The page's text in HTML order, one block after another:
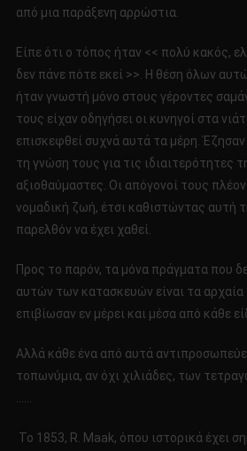
από μια παράξενη αρρώστια.
Είπε ότι ο τόπος ήταν << πολύ κακός,
δεν πάνε πότε εκεί >>. Η θέση όλων
ήταν γνωστή μόνο στους γέροντες
τους είχαν οδηγήσει οι κυνηγοί στα
επισκεφθεί συχνά αυτά τα μέρη.
τη γνώση τους για τις ιδιαιτερότητες
αξιοθαύμαστες. Οι απόγονοί τους
νομαδική ζωή, έτσι καθιστώντας αυτή
παρελθόν να έχει χαθεί.
Προς το παρόν, τα μόνα πράγματα που
αυτών των κατασκευών είναι τα
επιβίωσαν εν μέρει και μέσα από κάθε
Αλλά κάθε ένα από αυτά
τοπωνύμια, αν όχι χιλιάδες, των
Το 1853, R. Maak, όπου ιστορικά έχει